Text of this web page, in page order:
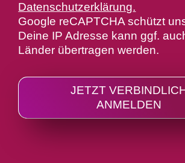
Datenschutzerklärung.
Google reCAPTCHA schützt
Deine IP Adresse kann ggf.
Länder übertragen werden.
JETZT
ANMELDEN